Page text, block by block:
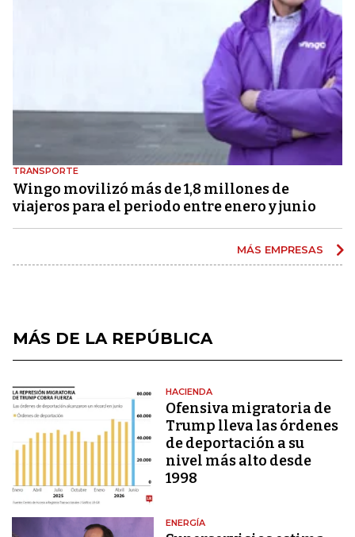
TRANSPORTE
Wingo movilizó más de 1,8 millones de
viajeros para el periodo entre enero y junio
MÁS EMPRESAS
MÁS DE LA REPÚBLICA
HACIENDA
Ofensiva migratoria de
Trump lleva las órdenes
de deportación a su
nivel más alto desde
1998
ENERGÍA